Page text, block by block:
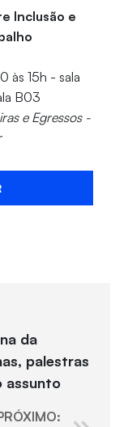
Inclusão e
às 15h - sala
B03
e Egressos -
da
palestras
assunto